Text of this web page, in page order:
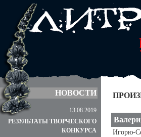
НОВОСТИ
13.08.2019
РЕЗУЛЬТАТЫ ТВОРЧЕСКОГО
КОНКУРСА
Игорю-